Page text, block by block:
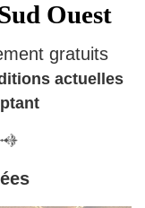
Ouest
gratuits
actuelles